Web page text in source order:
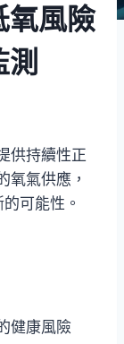
氧風險
供持續性正
氧氣供應，
可能性。
健康風險